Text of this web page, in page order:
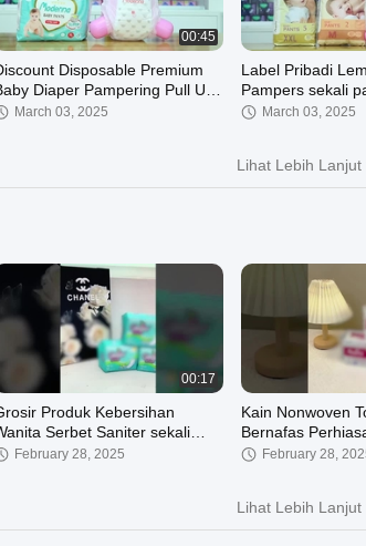
00:45
Disposable Premium
Diaper Pampering Pull Up
Wholesale Manufacturer
March 03, 2025
Label Pribadi
Pampers sekali
Bernafas Pull-Up
March 03, 2025
00:36
Pakai celana
December 21, 2024
Popok bayi
April 14, 2023
Lihat Lebih Lanjut
00:17
Produk Kebersihan
Serbet Saniter sekali
Pabrik,Anion Pad Saniter
February 28, 2025
Kain Nonwoven
Bernafas
Perhiasan
February 28,
Lihat Lebih Lanjut